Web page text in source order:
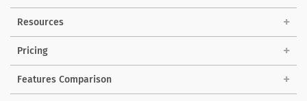
Resources
Pricing
Features Comparison